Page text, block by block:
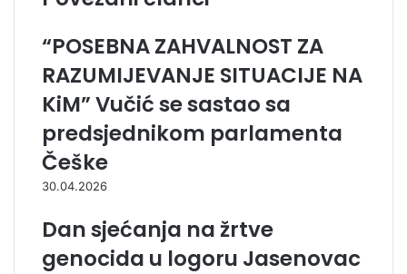
“POSEBNA ZAHVALNOST ZA
RAZUMIJEVANJE SITUACIJE NA
KiM” Vučić se sastao sa
predsjednikom parlamenta
Češke
30.04.2026
Dan sjećanja na žrtve
genocida u logoru Jasenovac